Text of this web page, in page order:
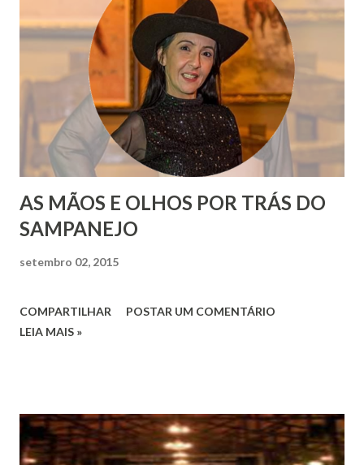
AS MÃOS E OLHOS POR TRÁS DO
SAMPANEJO
setembro 02, 2015
COMPARTILHAR
POSTAR UM COMENTÁRIO
LEIA MAIS »